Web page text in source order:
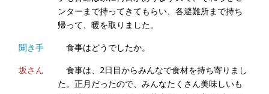
ンターまで持ってきてもらい、各避難所まで持ち
帰って、暖を取りました。
聞き手
食事はどうでしたか。
坂さん
食事は、2日目からみんなで食材を持ち寄りまし
た。正月だったので、みんなたくさん美味しいも